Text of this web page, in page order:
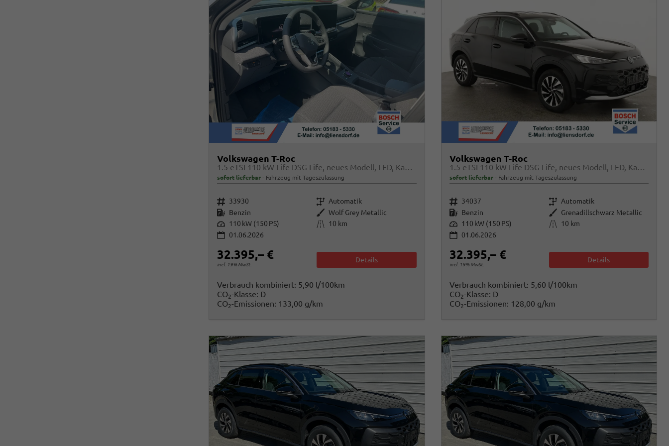
Volkswagen T-Roc
1.5 eTSI 110 kW Life DSG Life, neues Modell, LED, Kamera, Side, Winter, 17-Zoll
sofort lieferbar Fahrzeug mit Tageszulassung
Fahrzeugnr. 33930 Getriebe Automatik
Kraftstoff Benzin Außenfarbe Wolf Grey Metallic
Leistung 110 kW (150 PS) Kilometerstand 10 km
01.06.2026
32.395,– €
incl. 19% MwSt.
Details
Verbrauch kombiniert: 5,90 l/100km
CO2-Klasse: D
CO2-Emissionen: 133,00 g/km
Volkswagen T-Roc
1.5 eTSI 110 kW Life DSG Life, neues Modell, LED, Kamera, Side, Winter, 17-Zoll
sofort lieferbar Fahrzeug mit Tageszulassung
Fahrzeugnr. 34037 Getriebe Automatik
Kraftstoff Benzin Außenfarbe Grenadillschwarz Metallic
Leistung 110 kW (150 PS) Kilometerstand
10 km
01.06.2026
32.395,– €
incl. 19% MwSt.
Details
Verbrauch kombiniert: 5,60 l/100km
CO2-Klasse: D
CO2-Emissionen: 128,00 g/km